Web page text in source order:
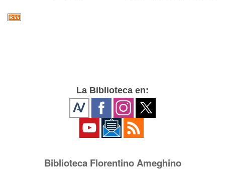
La Biblioteca en:
Biblioteca Florentino Ameghino